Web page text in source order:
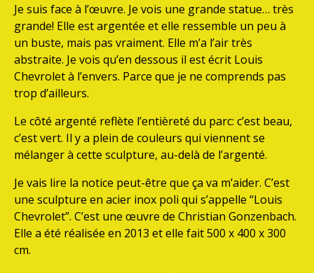
Je suis face à l’œuvre. Je vois une grande statue… très
grande! Elle est argentée et elle ressemble un peu à
un buste, mais pas vraiment. Elle m’a l’air très
abstraite. Je vois qu’en dessous il est écrit Louis
Chevrolet à l’envers. Parce que je ne comprends pas
trop d’ailleurs.
Le côté argenté reflète l’entièreté du parc: c’est beau,
c’est vert. Il y a plein de couleurs qui viennent se
mélanger à cette sculpture, au-delà de l’argenté.
Je vais lire la notice peut-être que ça va m’aider. C’est
une sculpture en acier inox poli qui s’appelle “Louis
Chevrolet”. C’est une œuvre de Christian Gonzenbach.
Elle a été réalisée en 2013 et elle fait 500 x 400 x 300
cm.